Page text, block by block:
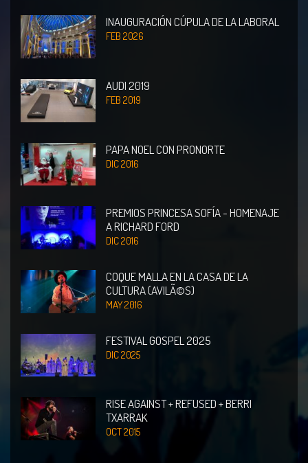
INAUGURACIÓN CÚPULA DE LA LABORAL
FEB 2026
AUDI 2019
FEB 2019
PAPA NOEL CON PRONORTE
DIC 2016
PREMIOS PRINCESA SOFÍA - HOMENAJE
A RICHARD FORD
DIC 2016
COQUE MALLA EN LA CASA DE LA
CULTURA (AVILÃ©S)
MAY 2016
FESTIVAL GOSPEL 2025
DIC 2025
RISE AGAINST + REFUSED + BERRI
TXARRAK
OCT 2015